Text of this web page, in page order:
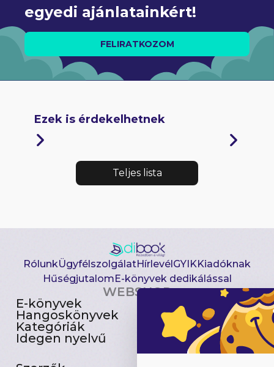
egyedi ajánlatainkért!
FELIRATKOZOM
Ezek is érdekelhetnek
Teljes lista
RólunkÜgyfélszolgálatHírlevélGYIKKiadóknak
HűségjutalomE-könyvek dedikálással
WEBSHOP
E-könyvek
Hangoskönyvek
Kategóriák
Idegen nyelvű
Csomagajánlatok
Akciósak
Előjegyezhetők
Újdonságok